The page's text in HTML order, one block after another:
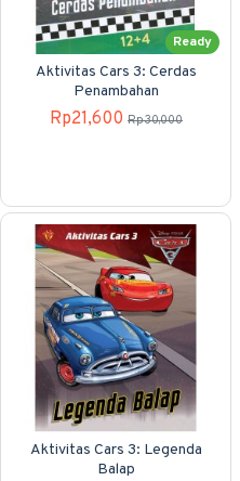
Ready
Aktivitas Cars 3: Cerdas
Penambahan
Rp21,600 Rp30,000
Aktivitas Cars 3: Legenda
Balap